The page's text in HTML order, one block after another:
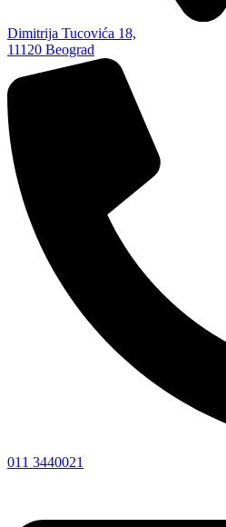
Dimitrija Tucovića 18,
11120 Beograd
011 3440021